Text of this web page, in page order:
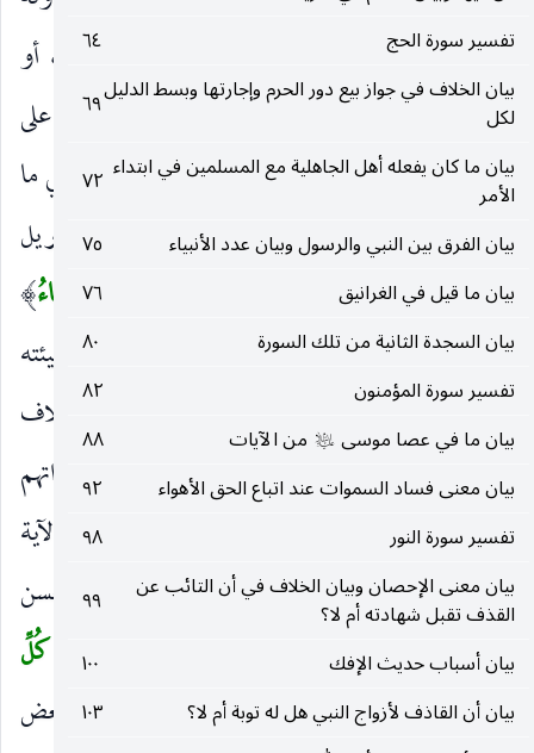
تفسير سورة الحج
٦٤
بيان الخلاف في جواز بيع دور الحرم وإجارتها وبسط الدليل
لكل
٦٩
بيان ما كان يفعله أهل الجاهلية مع المسلمين في ابتداء
الأمر
٧٢
بيان الفرق بين النبي والرسول وبيان عدد الأنبياء
٧٥
بيان ما قيل في الغرانيق
٧٦
بيان السجدة الثانية من تلك السورة
٨٠
تفسير سورة المؤمنون
٨٢
بيان ما في عصا موسى عليه‌السلام من الآيات
٨٨
بيان معنى فساد السموات عند اتباع الحق الأهواء
٩٢
تفسير سورة النور
٩٨
بيان معنى الإحصان وبيان الخلاف في أن التائب عن
القذف تقبل شهادته أم لا؟
٩٩
بيان أسباب حديث الإفك
١٠٠
بيان أن القاذف لأزواج النبي هل له توبة أم لا؟
١٠٣
بتفاوت ما لهم من المراتب ينزلون بها ويعرجون ، أو
يسرعون بها نحو ما وكلهم الله عليه فيتصرفون فيه على
أمرهم به ، ولعله لم يرد به خصوصية الأعداد ونفي ما
زاد عليها ، لما روي أنه عليه الصلاة والسلام رأى جبريل
ليلة المعراج وله ستمائة جناح
يَزِيدُ فِي الْخَلْقِ ما يَشاءُ)
استئناف للدلالة على أن تفاوتهم في ذلك بمقتضى مشيئته
ومؤدى حكمته لا أمر تستدعيه ذواتهم ، لأن اختلاف
الأصناف والأنواع ، بالخواص والفصول إن كان لذواتهم
المشتركة لزم تنافي لوازم الأمور المتفقة وهو محال ، والآية
متناولة زيادات الصور والمعاني كملاحة الوجه وحسن
الصوت وحصافة العقل وسماحة النفس.
إِنَّ اللهَ عَلى كُلِّ
شَيْءٍ قَدِيرٌ)وتخصيص بعض الأشياء بالتحصيل دون بعض